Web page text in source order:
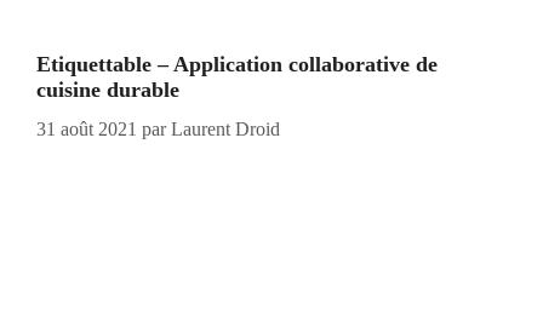
Etiquettable – Application collaborative de
cuisine durable
31 août 2021 parLaurent Droid